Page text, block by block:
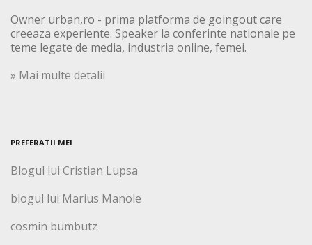
Owner urban,ro - prima platforma de goingout care
creeaza experiente. Speaker la conferinte nationale pe
teme legate de media, industria online, femei.
» Mai multe detalii
PREFERATII MEI
Blogul lui Cristian Lupsa
blogul lui Marius Manole
cosmin bumbutz